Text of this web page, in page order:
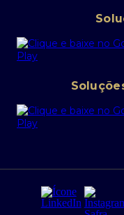
Canal de denúncias
Política de
Portal da Privacidade
PRSAC
Regras e Parâmetros
Segurança da
Abra sua conta PJ
SafraPay
Cartão Safra Empresas
Empréstimo e
Derivativos
Agronegócios